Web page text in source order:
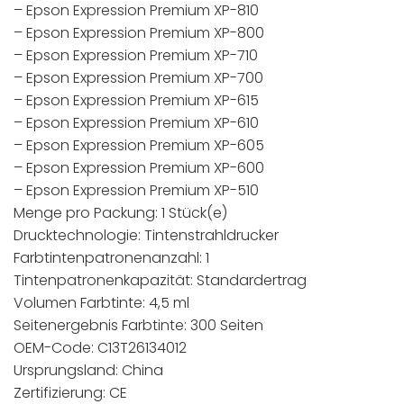
– Epson Expression Premium XP-810
– Epson Expression Premium XP-800
– Epson Expression Premium XP-710
– Epson Expression Premium XP-700
– Epson Expression Premium XP-615
– Epson Expression Premium XP-610
– Epson Expression Premium XP-605
– Epson Expression Premium XP-600
– Epson Expression Premium XP-510
Menge pro Packung: 1 Stück(e)
Drucktechnologie: Tintenstrahldrucker
Farbtintenpatronenanzahl: 1
Tintenpatronenkapazität: Standardertrag
Volumen Farbtinte: 4,5 ml
Seitenergebnis Farbtinte: 300 Seiten
OEM-Code: C13T26134012
Ursprungsland: China
Zertifizierung: CE